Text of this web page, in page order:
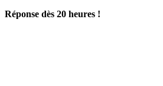
Réponse dès 20 heures !